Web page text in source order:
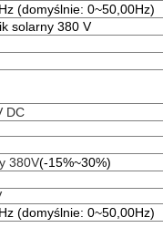
(domyślnie: 0~50,00Hz)
solarny 380 V
DC
380V(-15%~30%)
(domyślnie: 0~50,00Hz)